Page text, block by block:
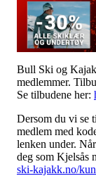
Bull Ski og
medlemmer.
Se tilbudene her:
Dersom du vi se
medlem med
lenken under.
deg som Kjelsås
ski-kajakk.no/